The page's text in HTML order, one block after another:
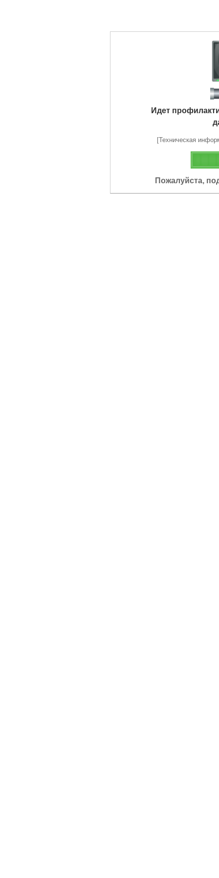
Идет
[Техническая
Пожалуйста,